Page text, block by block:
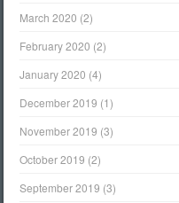
March 2020 (2)
February 2020 (2)
January 2020 (4)
December 2019 (1)
November 2019 (3)
October 2019 (2)
September 2019 (3)